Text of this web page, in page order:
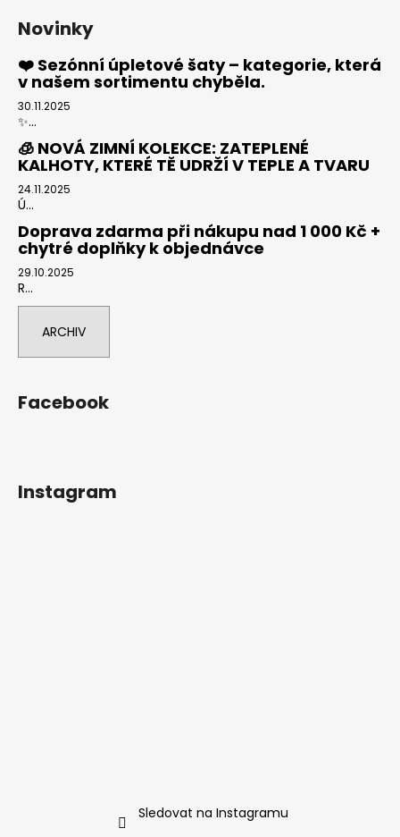
Novinky
❤️ Sezónní úpletové šaty – kategorie, která
v našem sortimentu chyběla.
30.11.2025
✨...
🧊 NOVÁ ZIMNÍ KOLEKCE: ZATEPLENÉ
KALHOTY, KTERÉ TĚ UDRŽÍ V TEPLE A TVARU
24.11.2025
Ú...
Doprava zdarma při nákupu nad 1 000 Kč +
chytré doplňky k objednávce
29.10.2025
R...
ARCHIV
Facebook
Instagram
Sledovat na Instagramu